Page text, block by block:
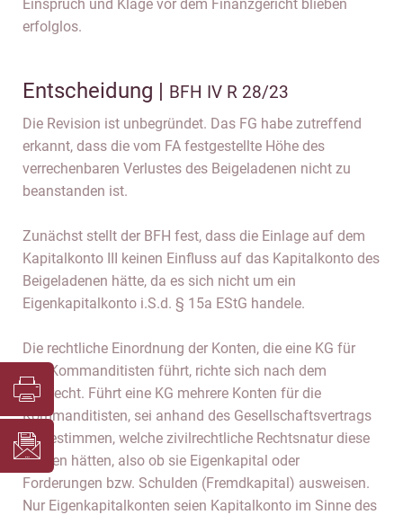
Einspruch und Klage vor dem Finanzgericht blieben
erfolglos.
Entscheidung | BFH IV R 28/23
Die Revision ist unbegründet. Das FG habe zutreffend
erkannt, dass die vom FA festgestellte Höhe des
verrechenbaren Verlustes des Beigeladenen nicht zu
beanstanden ist.
Zunächst stellt der BFH fest, dass die Einlage auf dem
Kapitalkonto III keinen Einfluss auf das Kapitalkonto des
Beigeladenen hätte, da es sich nicht um ein
Eigenkapitalkonto i.S.d. § 15a EStG handele.
Die rechtliche Einordnung der Konten, die eine KG für
ihre Kommanditisten führt, richte sich nach dem
Zivilrecht. Führt eine KG mehrere Konten für die
Kommanditisten, sei anhand des Gesellschaftsvertrags
zu bestimmen, welche zivilrechtliche Rechtsnatur diese
Konten hätten, also ob sie Eigenkapital oder
Forderungen bzw. Schulden (Fremdkapital) ausweisen.
Nur Eigenkapitalkonten seien Kapitalkonto im Sinne des